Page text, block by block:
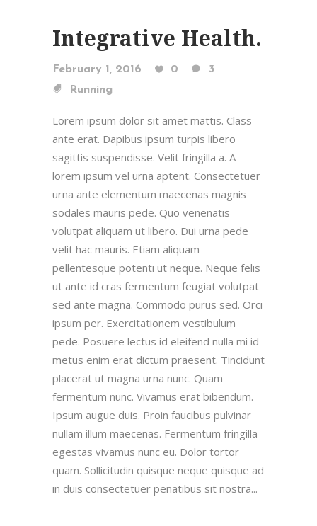
Integrative Health.
February 1, 2016 0
3
Running
Lorem ipsum dolor sit amet mattis. Class
ante erat. Dapibus ipsum turpis libero
sagittis suspendisse. Velit fringilla a. A
lorem ipsum vel urna aptent. Consectetuer
urna ante elementum maecenas magnis
sodales mauris pede. Quo venenatis
volutpat aliquam ut libero. Dui urna pede
velit hac mauris. Etiam aliquam
pellentesque potenti ut neque. Neque felis
ut ante id cras fermentum feugiat volutpat
sed ante magna. Commodo purus sed. Orci
ipsum per. Exercitationem vestibulum
pede. Posuere lectus id eleifend nulla mi id
metus enim erat dictum praesent. Tincidunt
placerat ut magna urna nunc. Quam
fermentum nunc. Vivamus erat bibendum.
Ipsum augue duis. Proin faucibus pulvinar
nullam illum maecenas. Fermentum fringilla
egestas vivamus nunc eu. Dolor tortor
quam. Sollicitudin quisque neque quisque ad
in duis consectetuer penatibus sit nostra...